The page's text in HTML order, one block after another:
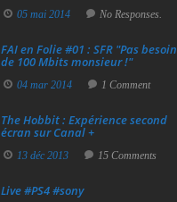
05 mai 2014 No Responses.
FAI en Folie #01 : SFR "Pas besoin
de 100 Mbits monsieur !"
04 mar 2014 1 Comment
The Hobbit : Expérience second
écran sur Canal +
13 déc 2013 15 Comments
Live #PS4 #sony